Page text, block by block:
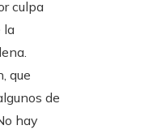
culpa
la
que
de
hay